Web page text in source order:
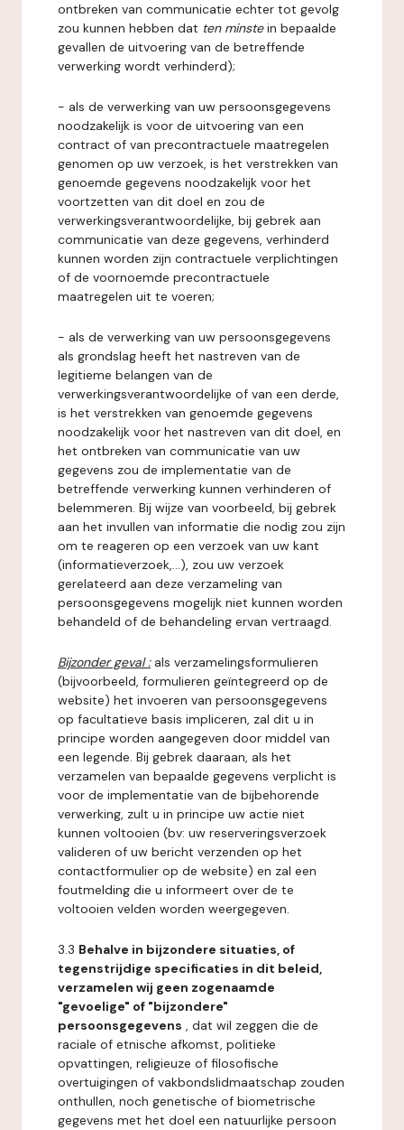
ontbreken van communicatie echter tot gevolg
zou kunnen hebben dat ten minstein bepaalde
gevallen de uitvoering van de betreffende
verwerking wordt verhinderd);
- als de verwerking van uw persoonsgegevens
noodzakelijk is voor de uitvoering van een
contract of van precontractuele maatregelen
genomen op uw verzoek, is het verstrekken van
genoemde gegevens noodzakelijk voor het
voortzetten van dit doel en zou de
verwerkingsverantwoordelijke, bij gebrek aan
communicatie van deze gegevens, verhinderd
kunnen worden zijn contractuele verplichtingen
of de voornoemde precontractuele
maatregelen uit te voeren;
- als de verwerking van uw persoonsgegevens
als grondslag heeft het nastreven van de
legitieme belangen van de
verwerkingsverantwoordelijke of van een derde,
is het verstrekken van genoemde gegevens
noodzakelijk voor het nastreven van dit doel, en
het ontbreken van communicatie van uw
gegevens zou de implementatie van de
betreffende verwerking kunnen verhinderen of
belemmeren. Bij wijze van voorbeeld, bij gebrek
aan het invullen van informatie die nodig zou zijn
om te reageren op een verzoek van uw kant
(informatieverzoek,...), zou uw verzoek
gerelateerd aan deze verzameling van
persoonsgegevens mogelijk niet kunnen worden
behandeld of de behandeling ervan vertraagd.
Bijzonder geval : als verzamelingsformulieren
(bijvoorbeeld, formulieren geïntegreerd op de
website) het invoeren van persoonsgegevens
op facultatieve basis impliceren, zal dit u in
principe worden aangegeven door middel van
een legende. Bij gebrek daaraan, als het
verzamelen van bepaalde gegevens verplicht is
voor de implementatie van de bijbehorende
verwerking, zult u in principe uw actie niet
kunnen voltooien (bv: uw reserveringsverzoek
valideren of uw bericht verzenden op het
contactformulier op de website) en zal een
foutmelding die u informeert over de te
voltooien velden worden weergegeven.
3.3 Behalve in bijzondere situaties, of
tegenstrijdige specificaties in dit beleid,
verzamelen wij geen zogenaamde
"gevoelige" of "bijzondere"
persoonsgegevens , dat wil zeggen die de
raciale of etnische afkomst, politieke
opvattingen, religieuze of filosofische
overtuigingen of vakbondslidmaatschap zouden
onthullen, noch genetische of biometrische
gegevens met het doel een natuurlijke persoon